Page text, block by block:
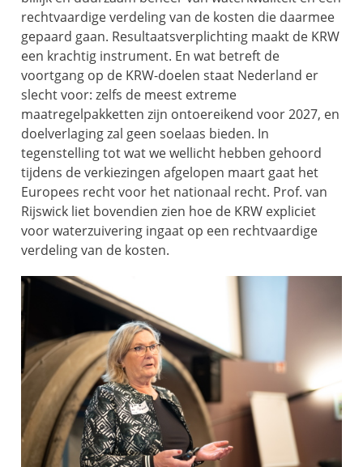
rechtvaardige verdeling van de kosten die daarmee
gepaard gaan. Resultaatsverplichting maakt de KRW
een krachtig instrument. En wat betreft de
voortgang op de KRW-doelen staat Nederland er
slecht voor: zelfs de meest extreme
maatregelpakketten zijn ontoereikend voor 2027, en
doelverlaging zal geen soelaas bieden. In
tegenstelling tot wat we wellicht hebben gehoord
tijdens de verkiezingen afgelopen maart gaat het
Europees recht voor het nationaal recht. Prof. van
Rijswick liet bovendien zien hoe de KRW expliciet
voor waterzuivering ingaat op een rechtvaardige
verdeling van de kosten.